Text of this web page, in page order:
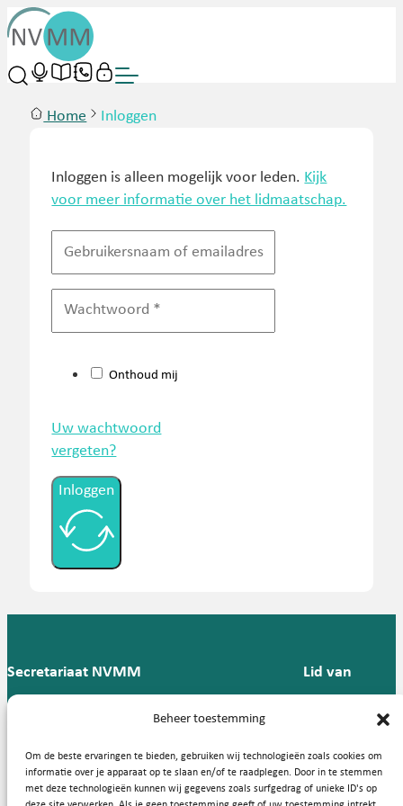
Beheer toestemming
Om de beste ervaringen te bieden, gebruiken wij technologieën zoals cookies om
informatie over je apparaat op te slaan en/of te raadplegen. Door in te stemmen
met deze technologieën kunnen wij gegevens zoals surfgedrag of unieke ID's op
Home Inloggen
Inloggen is alleen mogelijk voor leden. Kijk
voor meer informatie over het lidmaatschap.
Onthoud mij
Uw wachtwoord
vergeten?
Inloggen
Secretariaat NVMM
Groningen
T: 088 -
57
Lid van